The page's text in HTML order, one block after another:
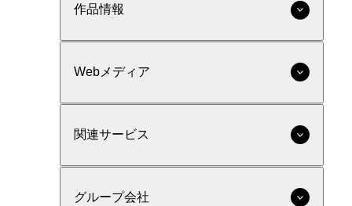
作品情報
Webメディア
関連サービス
グループ会社